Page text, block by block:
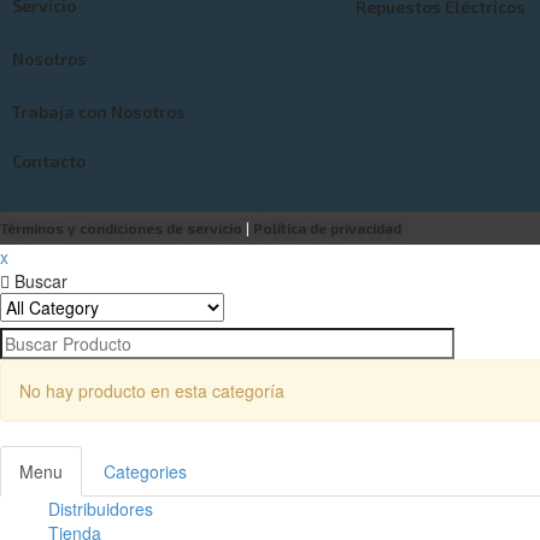
Servicio
Nosotros
Trabaja con Nosotros
Contacto
Repuestos Eléctricos
Términos y condiciones de servicio | Política de privacidad
x
Buscar
No hay producto en esta categoría
Menu
Categories
Distribuidores
Tienda